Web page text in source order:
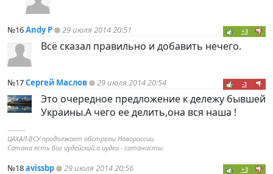
№16Andy P 29 июля 2014 20:51 +3
Всё сказал правильно и добавить нечего.
№17Сергей Маслов 29 июля 2014 20:54 -3
Это очередное предложение к дележу бывшей
Украины.А чего ее делить,она вся наша !
----------
ЦАХАЛ-ВСУ продолжаeт обстрелы Новороссии.
Сатана есть бог иудейский,а иудеи - сатанисты.
№18avissbp 29 июля 2014 20:56 +3